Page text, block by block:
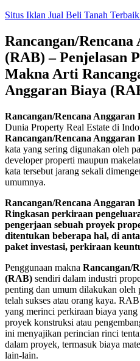
Skip
content
Situs Iklan Jual Beli Tanah
Rancangan/
(RAB) – Penjelasan
Makna Arti
Anggaran Biaya
Rancangan/Rencana Anggaran
Dunia Property Real Estate di
Rancangan/Rencana Anggaran
kata yang sering digunakan oleh
developer properti maupun
kata tersebut jarang sekali
umumnya.
Rancangan/Rencana Anggaran
Ringkasan perkiraan
pengerjaan sebuah proyek
ditentukan beberapa hal, di
paket investasi, perkiraan
Penggunaan makna Rancangan/
(RAB) sendiri dalam industri
penting dan umum dilakukan oleh
telah sukses atau orang kaya.
yang merinci perkiraan biaya
proyek konstruksi atau
ini menyajikan perincian rinci
dalam proyek, termasuk biaya
lain-lain.